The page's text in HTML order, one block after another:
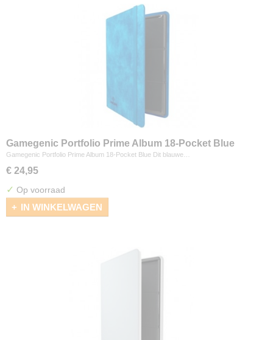
Gamegenic Portfolio Prime Album 18-Pocket Blue
Gamegenic Portfolio Prime Album 18-Pocket Blue Dit blauwe…
€ 24,95
✓ Op voorraad
IN WINKELWAGEN